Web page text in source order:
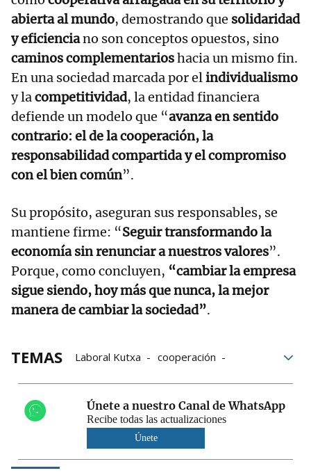
abierta al mundo, demostrando que solidaridad
y eficienciano son conceptos opuestos, sino
caminos complementarioshacia un mismo fin.
En una sociedad marcada por elindividualismo
y lacompetitividad, la entidad financiera
defiende un modelo que “avanza en sentido
contrario: el de la cooperación, la
responsabilidad compartida y el compromiso
con el bien común”.
Su propósito, aseguran sus responsables, se
mantiene firme: “Seguir transformando la
economía sin renunciar a nuestros valores”.
Porque, como concluyen, “cambiar la empresa
sigue siendo, hoy más que nunca, la mejor
manera de cambiar la sociedad”.
TEMAS Laboral Kutxa
cooperación
Cooperativismo en Navarra
Cooperativismo
Únete a nuestro Canal de WhatsApp
Recibe todas las actualizaciones
Únete